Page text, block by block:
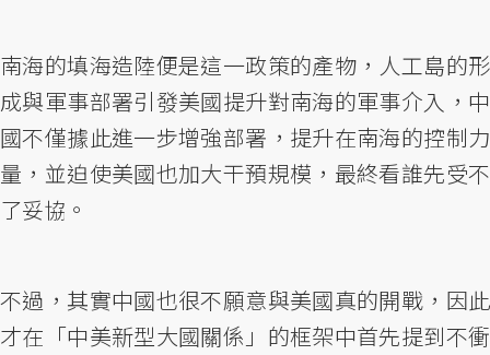
南海的填海造陸便是這一政策的產物，人工島的形
成與軍事部署引發美國提升對南海的軍事介入，中
國不僅據此進一步增強部署，提升在南海的控制力
量，並迫使美國也加大干預規模，最終看誰先受不
了妥協。
不過，其實中國也很不願意與美國真的開戰，因此
才在「中美新型大國關係」的框架中首先提到不衝